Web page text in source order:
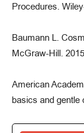
Procedures.
Baumann L.
McGraw-Hill.
American
basics and gentle